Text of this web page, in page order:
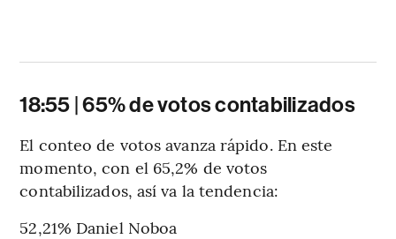
18:55 | 65% de votos contabilizados
El conteo de votos avanza rápido. En este
momento, con el 65,2% de votos
contabilizados, así va la tendencia:
52,21% Daniel Noboa